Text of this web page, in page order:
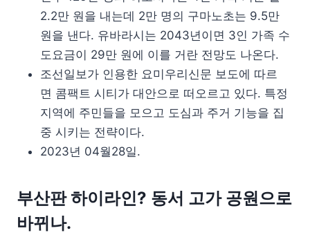
2.2만 원을 내는데 2만 명의 구마노초는 9.5만
원을 낸다. 유바라시는 2043년이면 3인 가족 수
도요금이 29만 원에 이를 거란 전망도 나온다.
조선일보가 인용한 요미우리신문 보도에 따르
면 콤팩트 시티가 대안으로 떠오르고 있다. 특정
지역에 주민들을 모으고 도심과 주거 기능을 집
중 시키는 전략이다.
2023년 04월28일.
부산판 하이라인? 동서 고가 공원으로
바뀌나.